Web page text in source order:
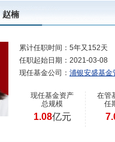
赵楠
累计任职时间： 5年又152天
任职起始日期： 2021-03-08
现任基金公司： 浦银安盛基金
现任基金资产
总规模
1.08亿元
在管
任